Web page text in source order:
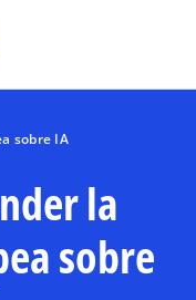
sobre IA
la
sobre